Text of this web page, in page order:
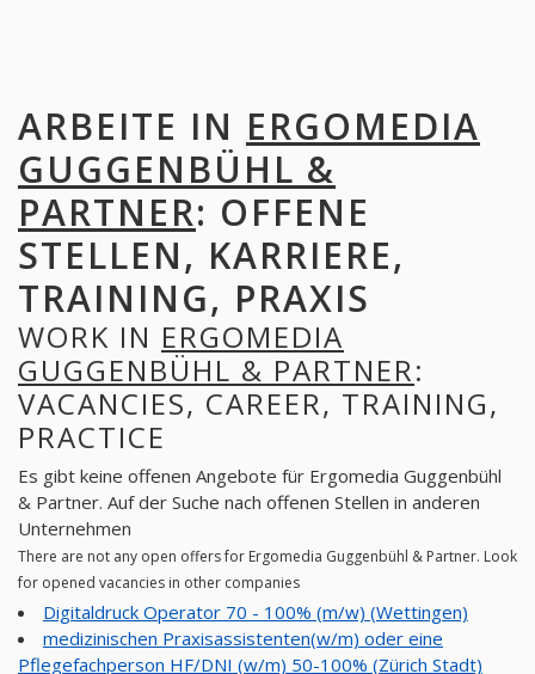
ARBEITE IN ERGOMEDIA
GUGGENBÜHL &
PARTNER: OFFENE
STELLEN, KARRIERE,
TRAINING, PRAXIS
WORK IN ERGOMEDIA
GUGGENBÜHL & PARTNER:
VACANCIES, CAREER, TRAINING,
PRACTICE
Es gibt keine offenen Angebote für Ergomedia Guggenbühl
& Partner. Auf der Suche nach offenen Stellen in anderen
Unternehmen
There are not any open offers for Ergomedia Guggenbühl & Partner. Look
for opened vacancies in other companies
Digitaldruck Operator 70 - 100% (m/w) (Wettingen)
medizinischen Praxisassistenten(w/m) oder eine
Pflegefachperson HF/DNI (w/m) 50-100% (Zürich Stadt)